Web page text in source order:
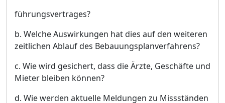
führungsvertrages?
b. Welche Auswirkungen hat dies auf den weiteren
zeitlichen Ablauf des Bebauungsplanverfahrens?
c. Wie wird gesichert, dass die Ärzte, Geschäfte und
Mieter bleiben können?
d. Wie werden aktuelle Meldungen zu Missständen